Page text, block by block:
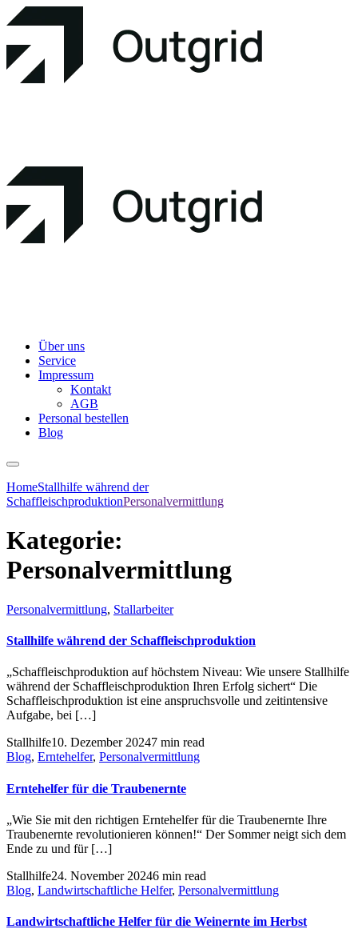
Über uns
Service
Impressum
Kontakt
AGB
Personal bestellen
Blog
HomeStallhilfe während der
SchaffleischproduktionPersonalvermittlung
Kategorie:
Personalvermittlung
Personalvermittlung, Stallarbeiter
Stallhilfe während der Schaffleischproduktion
„Schaffleischproduktion auf höchstem Niveau: Wie unsere Stallhilfe
während der Schaffleischproduktion Ihren Erfolg sichert“ Die
Schaffleischproduktion ist eine anspruchsvolle und zeitintensive
Aufgabe, bei […]
Stallhilfe10. Dezember 20247 min read
Blog, Erntehelfer, Personalvermittlung
Erntehelfer für die Traubenernte
„Wie Sie mit den richtigen Erntehelfer für die Traubenernte Ihre
Traubenernte revolutionieren können!“ Der Sommer neigt sich dem
Ende zu und für […]
Stallhilfe24. November 20246 min read
Blog, Landwirtschaftliche Helfer, Personalvermittlung
Landwirtschaftliche Helfer für die Weinernte im Herbst